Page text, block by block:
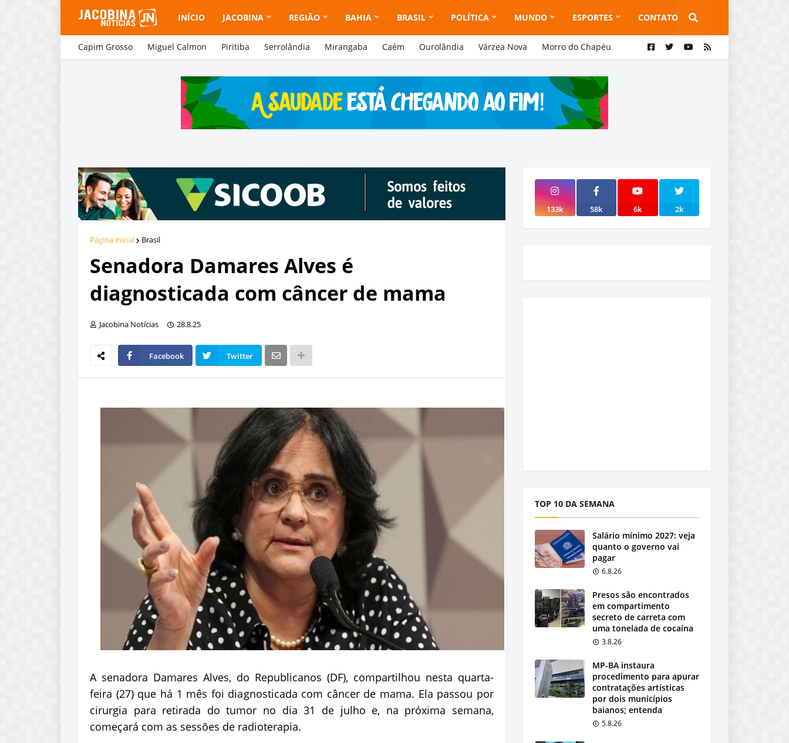
INÍCIO JACOBINA REGIÃO BAHIA BRASIL POLÍTICA MUNDO ESPORTES CONTATO
Capim Grosso Miguel Calmon Piritiba Serrolândia Mirangaba Caém Ourolândia Várzea Nova Morro do Chapéu
Página inicial Brasil
Senadora Damares Alves é
diagnosticada com câncer de mama
Jacobina Notícias 28.8.25
Facebook Twitter
A senadora Damares Alves, do Republicanos (DF), compartilhou nesta quarta-
feira (27) que há 1 mês foi diagnosticada com câncer de mama. Ela passou por
cirurgia para retirada do tumor no dia 31 de julho e, na próxima semana,
começará com as sessões de radioterapia.
133k 58k 6k 2k
TOP 10 DA SEMANA
Salário mínimo 2027: veja
quanto o governo vai
pagar
6.8.26
Presos são encontrados
em compartimento
secreto de carreta com
uma tonelada de cocaína
3.8.26
MP-BA instaura
procedimento para apurar
contratações artísticas
por dois municípios
baianos; entenda
5.8.26